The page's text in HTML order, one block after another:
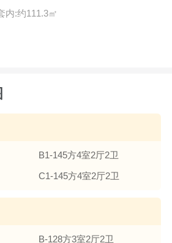
内:约111.3㎡
B1-145方4室2厅2卫
C1-145方4室2厅2卫
B-128方3室2厅2卫